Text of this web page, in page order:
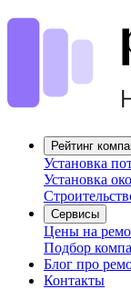
Рейтинг
Установка
Установка
Сервисы
Цены на
Подбор
Блог про
Контакты